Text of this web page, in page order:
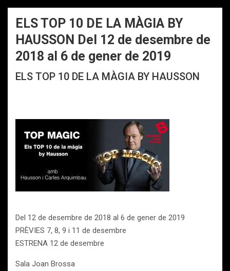
ELS TOP 10 DE LA MÀGIA BY
HAUSSON Del 12 de desembre de
2018 al 6 de gener de 2019
ELS TOP 10 DE LA MÀGIA BY HAUSSON
Del 12 de desembre de 2018 al 6 de gener de 2019
PRÈVIES 7, 8, 9 i 11 de desembre
ESTRENA 12 de desembre
Sala Joan Brossa